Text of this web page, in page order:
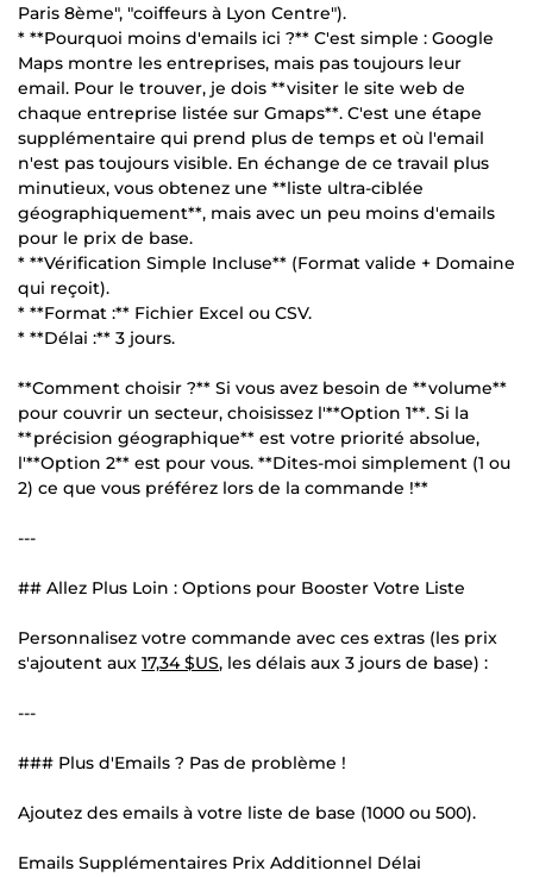
Paris 8ème", "coiffeurs à Lyon Centre").
* **Pourquoi moins d'emails ici ?** C'est simple : Google
Maps montre les entreprises, mais pas toujours leur
email. Pour le trouver, je dois **visiter le site web de
chaque entreprise listée sur Gmaps**. C'est une étape
supplémentaire qui prend plus de temps et où l'email
n'est pas toujours visible. En échange de ce travail plus
minutieux, vous obtenez une **liste ultra-ciblée
géographiquement**, mais avec un peu moins d'emails
pour le prix de base.
* **Vérification Simple Incluse** (Format valide + Domaine
qui reçoit).
* **Format :** Fichier Excel ou CSV.
* **Délai :** 3 jours.
**Comment choisir ?** Si vous avez besoin de **volume**
pour couvrir un secteur, choisissez l'**Option 1**. Si la
**précision géographique** est votre priorité absolue,
l'**Option 2** est pour vous. **Dites-moi simplement (1 ou
2) ce que vous préférez lors de la commande !**
---
## Allez Plus Loin : Options pour Booster Votre Liste
Personnalisez votre commande avec ces extras (les prix
s'ajoutent aux 17,34 $US, les délais aux 3 jours de base) :
---
### Plus d'Emails ? Pas de problème !
Ajoutez des emails à votre liste de base (1000 ou 500).
Emails Supplémentaires Prix Additionnel Délai